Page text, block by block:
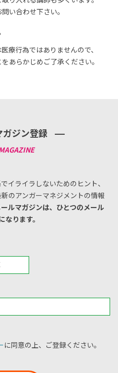
い合わせ下さい。
療行為ではありませんので、
あらかじめご了承ください。
ガジン登録
イライラしないためのヒント、
のアンガーマネジメントの情報
ルマガジンは、ひとつのメール
ります。
に同意の上、ご登録ください。